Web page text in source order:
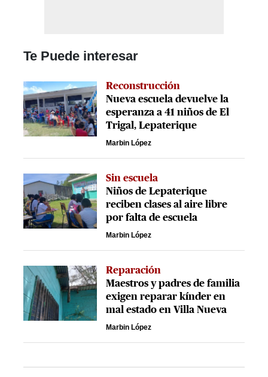
Te Puede interesar
Reconstrucción
Nueva escuela devuelve la
esperanza a 41 niños de El
Trigal, Lepaterique
Marbin López
Sin escuela
Niños de Lepaterique
reciben clases al aire libre
por falta de escuela
Marbin López
Reparación
Maestros y padres de familia
exigen reparar kínder en
mal estado en Villa Nueva
Marbin López